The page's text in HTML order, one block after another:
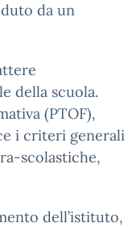
da un
della scuola.
(PTOF),
i criteri generali
scolastiche,
dell’istituto,